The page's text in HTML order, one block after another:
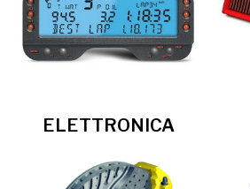
ELETTRONICA